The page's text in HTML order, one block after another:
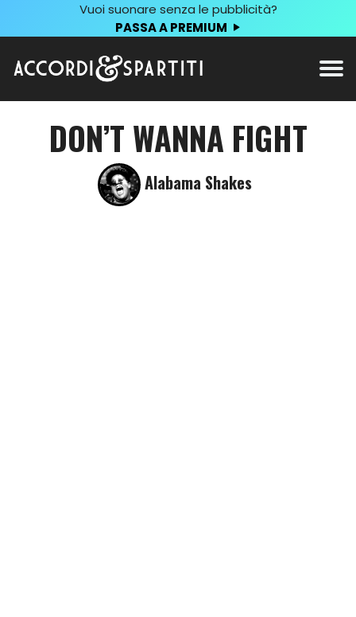
Vuoi suonare senza le pubblicità?
PASSA A PREMIUM
DON’T WANNA FIGHT
Alabama Shakes